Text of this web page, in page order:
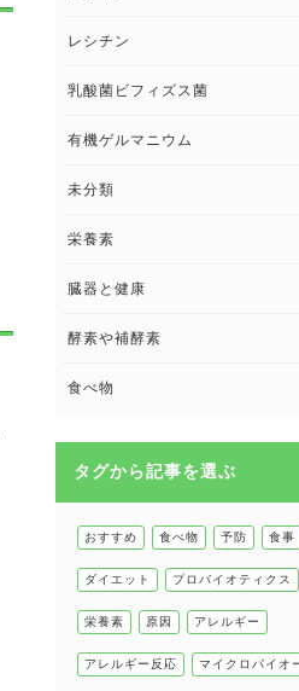
眼の健康
睡眠
レシチン
乳酸菌ビフィズス菌
有機ゲルマニウム
未分類
栄養素
臓器と健康
臓器と健康 トップ
甲状腺
肌
肝臓の健康
腸の健康
酵素や補酵素
食べ物
健康食
タグから記事を選ぶ
おすすめ 食べ物 予防 食事
ダイエット プロバイオティクス
栄養素 原因 アレルギー
アレルギー反応 マイクロバイオ